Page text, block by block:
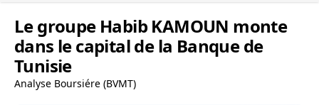
Le groupe Habib KAMOUN monte
dans le capital de la Banque de
Tunisie
Analyse Boursiére (BVMT)